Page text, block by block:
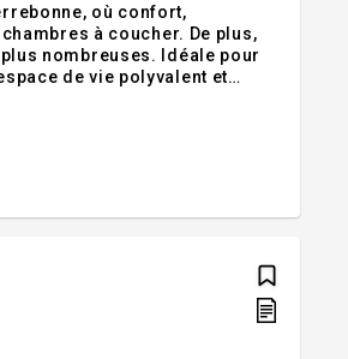
où confort,
à coucher. De plus,
nombreuses. Idéale pour
de vie polyvalent et